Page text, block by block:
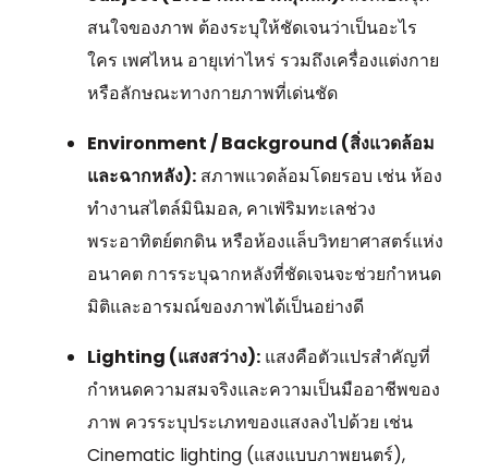
สนใจของภาพ ต้องระบุให้ชัดเจนว่าเป็นอะไร
ใคร เพศไหน อายุเท่าไหร่ รวมถึงเครื่องแต่งกาย
หรือลักษณะทางกายภาพที่เด่นชัด
Environment / Background (สิ่งแวดล้อม
และฉากหลัง): สภาพแวดล้อมโดยรอบ เช่น ห้อง
ทำงานสไตล์มินิมอล, คาเฟ่ริมทะเลช่วง
พระอาทิตย์ตกดิน หรือห้องแล็บวิทยาศาสตร์แห่ง
อนาคต การระบุฉากหลังที่ชัดเจนจะช่วยกำหนด
มิติและอารมณ์ของภาพได้เป็นอย่างดี
Lighting (แสงสว่าง): แสงคือตัวแปรสำคัญที่
กำหนดความสมจริงและความเป็นมืออาชีพของ
ภาพ ควรระบุประเภทของแสงลงไปด้วย เช่น
Cinematic lighting (แสงแบบภาพยนตร์),